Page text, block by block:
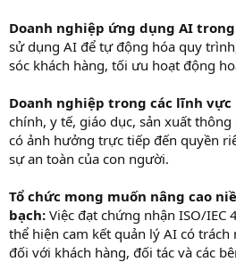
Doanh nghiệp ứng dụng AI
sử dụng AI để tự động hóa quy
sóc khách hàng, tối ưu hoạt động
Doanh nghiệp trong các lĩnh vực
chính, y tế, giáo dục, sản xuất
có ảnh hưởng trực tiếp đến quyền
sự an toàn của con người.
Tổ chức mong muốn nâng cao
bạch: Việc đạt chứng nhận ISO/
thể hiện cam kết quản lý AI có
đối với khách hàng, đối tác và các